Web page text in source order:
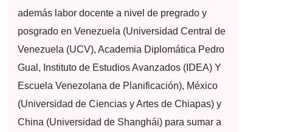
además labor docente a nivel de pregrado y
posgrado en Venezuela (Universidad Central de
Venezuela (UCV), Academia Diplomática Pedro
Gual, Instituto de Estudios Avanzados (IDEA) Y
Escuela Venezolana de Planificación), México
(Universidad de Ciencias y Artes de Chiapas) y
China (Universidad de Shanghái) para sumar a